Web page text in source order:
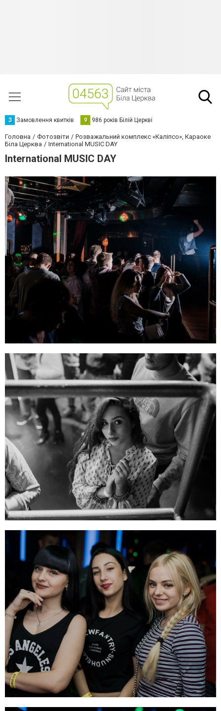
З Замовлення квитків 9 986 років Білій Церкві
Головна Фотозвіти
Розважальний комплекс «Каліпсо», Караоке
Біла Церква
International MUSIC DAY
International MUSIC DAY